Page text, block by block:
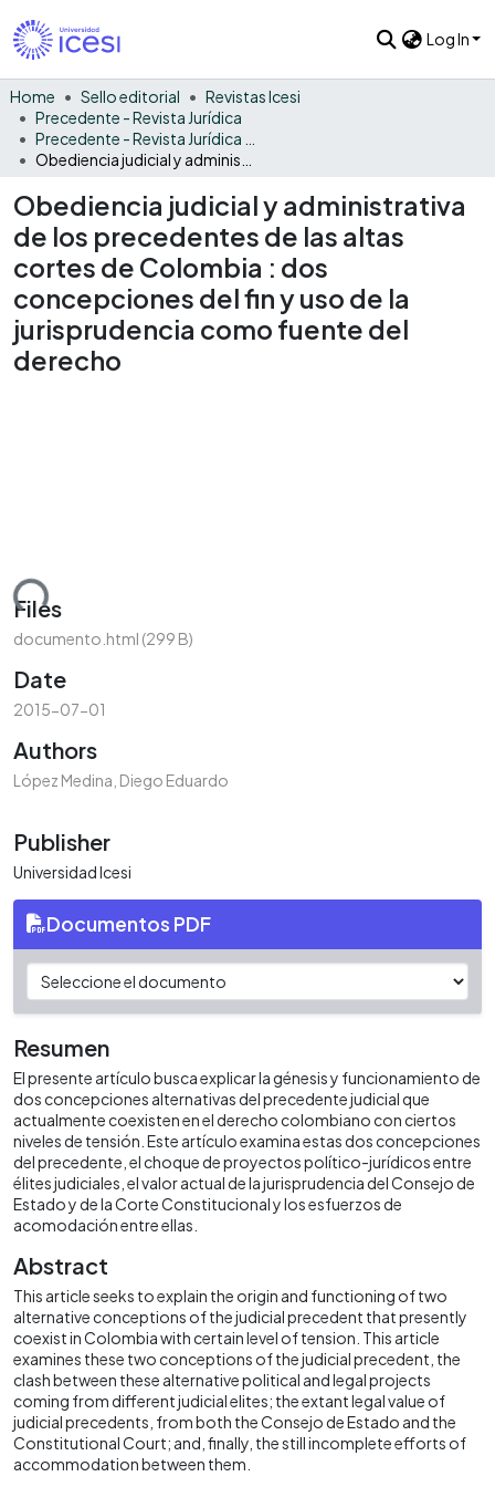
Log In
Home Sello editorial
Revistas Icesi
Precedente - Revista Jurídica
Obediencia judicial y administrativa
de los precedentes de las altas
cortes de Colombia : dos
concepciones del fin y uso de la
jurisprudencia como fuente del
derecho
Files
documento.html (299 B)
Date
2015-07-01
Authors
López Medina, Diego Eduardo
Publisher
Universidad Icesi
Documentos PDF
Resumen
El presente artículo busca explicar la génesis y funcionamiento de
dos concepciones alternativas del precedente judicial que
actualmente coexisten en el derecho colombiano con ciertos
niveles de tensión. Este artículo examina estas dos concepciones
del precedente, el choque de proyectos político-jurídicos entre
élites judiciales, el valor actual de la jurisprudencia del Consejo de
Estado y de la Corte Constitucional y los esfuerzos de
acomodación entre ellas.
Abstract
This article seeks to explain the origin and functioning of two
alternative conceptions of the judicial precedent that presently
coexist in Colombia with certain level of tension. This article
examines these two conceptions of the judicial precedent, the
clash between these alternative political and legal projects
coming from different judicial elites; the extant legal value of
judicial precedents, from both the Consejo de Estado and the
Constitutional Court; and, finally, the still incomplete efforts of
accommodation between them.